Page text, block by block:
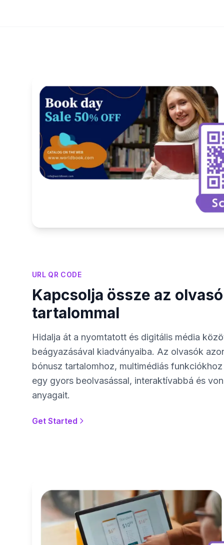
URL QR CODE
Kapcsolja össze az
tartalommal
Hidalja át a nyomtatott és digitális média
beágyazásával kiadványaiba. Az olvasók
bónusz tartalomhoz, multimédiás
egy gyors beolvasással, interaktívabbá és
anyagait.
Get Started